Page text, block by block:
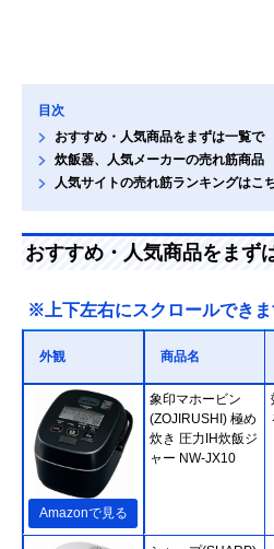
目次
おすすめ・人気商品をまずは一覧で
炊飯器、人気メーカーの売れ筋商品
人気サイトの売れ筋ランキングはこ
おすすめ・人気商品をまず
※上下左右にスクロールでき
外観 商品名
Amazonで見る
象印マホービン
(ZOJIRUSHI) 極め
炊き 圧力IH炊飯ジ
ャー NW-JX10